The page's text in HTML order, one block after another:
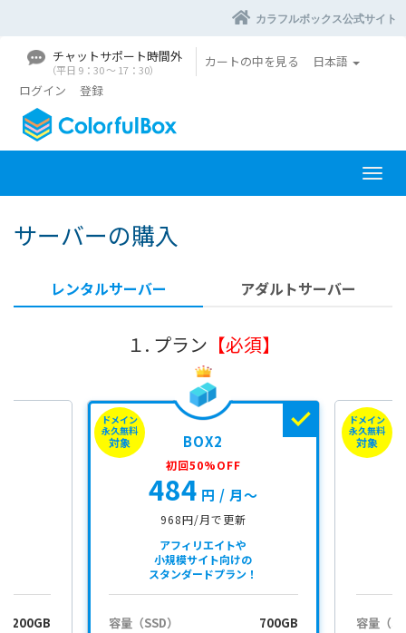
カラフルボックス公式サイト
チャットサポート時間外
（平日 9：30 〜 17：30）
カートの中を見る
日本語
ログイン
登録
ナ
ビ
る
サーバーの購入
レンタルサーバー アダルトサーバー
１. プラン 【必須】
200GB
ドメイン
永久無料
対象 BOX2
初回50%OFF
484 円 / 月〜
968円/月で更新
アフィリエイトや
小規模サイト向けの
スタンダードプラン！
容量（SSD）
700GB
ドメイン
永久無料
対象
容量（